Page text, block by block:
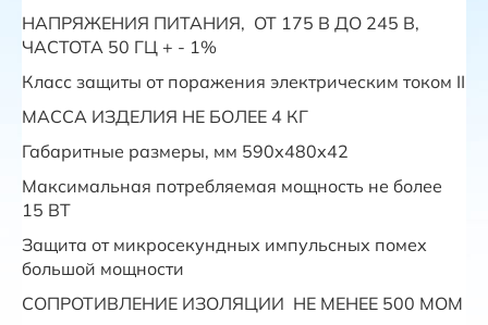
НАПРЯЖЕНИЯ ПИТАНИЯ, ОТ 175 В ДО 245 В,
ЧАСТОТА 50 ГЦ + - 1%
Класс защиты от поражения электрическим током II
МАССА ИЗДЕЛИЯ НЕ БОЛЕЕ 4 КГ
Габаритные размеры, мм 590х480х42
Максимальная потребляемая мощность не более
15 ВТ
Защита от микросекундных импульсных помех
большой мощности
СОПРОТИВЛЕНИЕ ИЗОЛЯЦИИ НЕ МЕНЕЕ 500 МОМ